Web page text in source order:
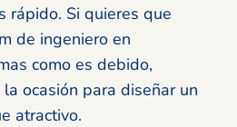
rápido. Si quieres que
de ingeniero en
como es debido,
ocasión para diseñar un
atractivo.